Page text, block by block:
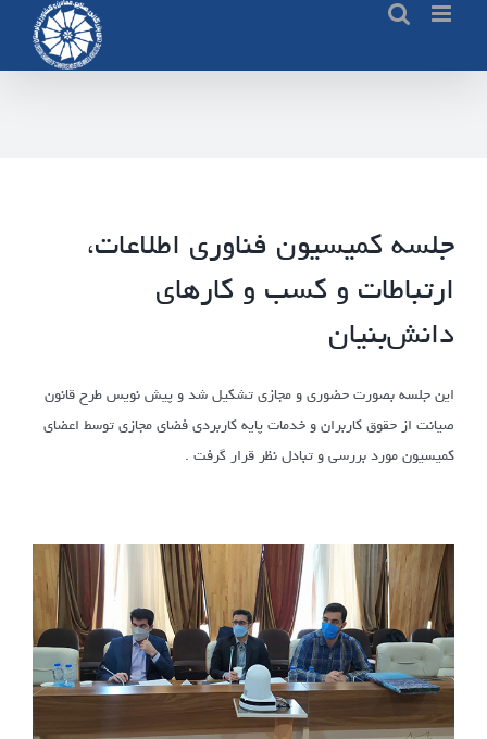
content
جلسه کمیسیون فناوری اطلاعات،
ارتباطات و کسب و کارهای
دانش‌بنیان
این جلسه بصورت حضوری و مجازی تشکیل شد و پیش نویس طرح قانون
صیانت از حقوق کاربران و خدمات پایه کاربردی فضای مجازی توسط اعضای
کمیسیون مورد بررسی و تبادل نظر قرار گرفت .